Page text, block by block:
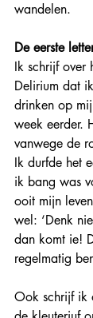
wandelen.
De eerste
Ik schrijf over
Delirium dat
drinken op
week eerder.
vanwege de
Ik durfde het
ik bang was
ooit mijn
wel: ‘Denk
dan komt ie!
regelmatig
Ook schrijf ik